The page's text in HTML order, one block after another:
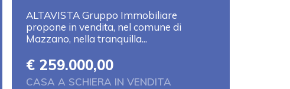
ALTAVISTA Gruppo Immobiliare
propone in vendita, nel comune di
Mazzano, nella tranquilla...
€ 259.000,00
CASA A SCHIERA IN VENDITA